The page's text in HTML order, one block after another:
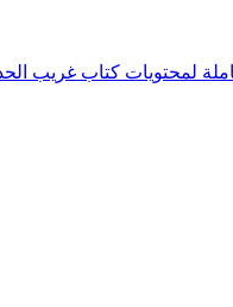
لمحتويات كتاب غريب